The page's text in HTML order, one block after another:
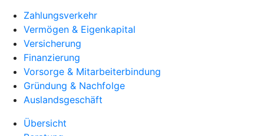
Zahlungsverkehr
Vermögen & Eigenkapital
Versicherung
Finanzierung
Vorsorge & Mitarbeiterbindung
Gründung & Nachfolge
Auslandsgeschäft
Übersicht